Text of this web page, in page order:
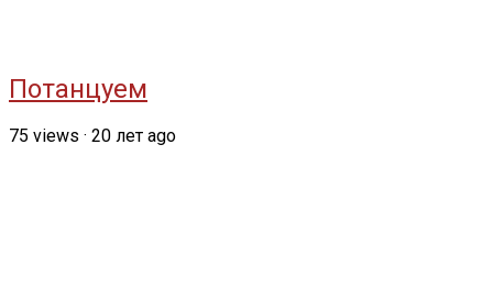
Потанцуем
75 views · 20 лет ago